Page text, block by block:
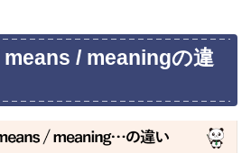
means / meaningの違